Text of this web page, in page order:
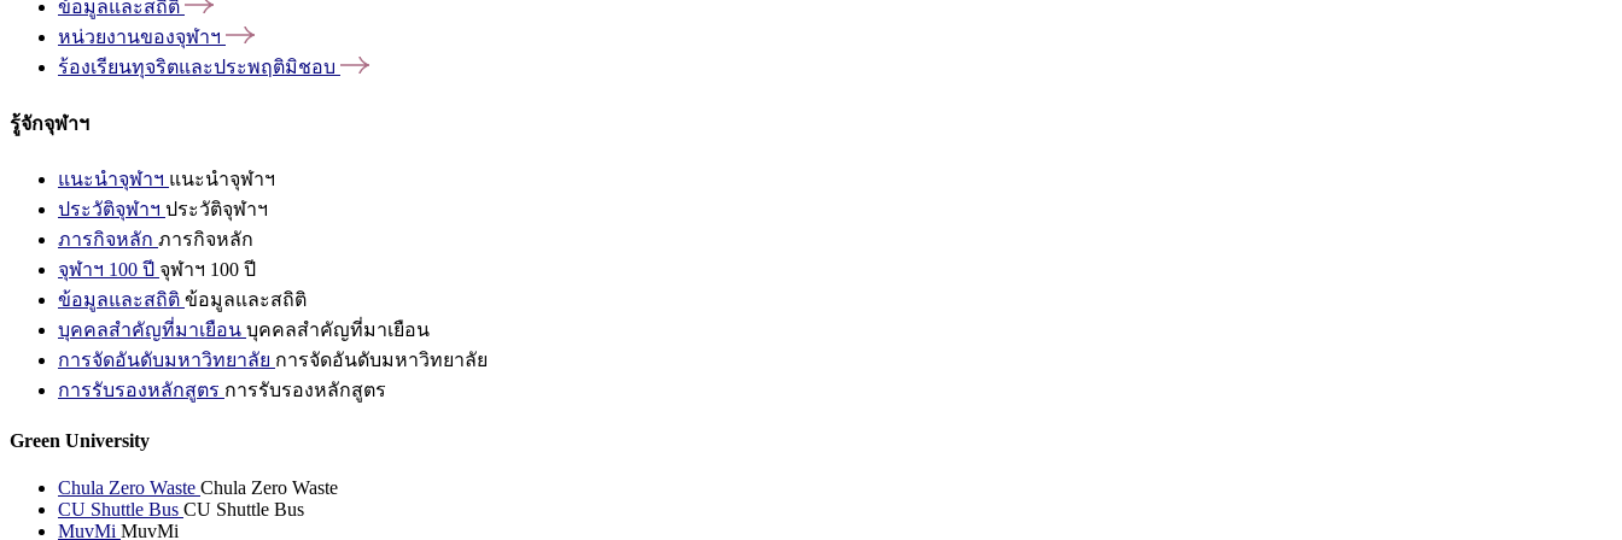
ข้อมูลและสถิติ
หน่วยงานของจุฬาฯ
ร้องเรียนทุจริตและประพฤติมิชอบ
รู้จักจุฬาฯ
แนะนำจุฬาฯ แนะนำจุฬาฯ
ประวัติจุฬาฯ ประวัติจุฬาฯ
ภารกิจหลัก ภารกิจหลัก
จุฬาฯ 100 ปี จุฬาฯ 100 ปี
ข้อมูลและสถิติ ข้อมูลและสถิติ
บุคคลสำคัญที่มาเยือน บุคคลสำคัญที่มาเยือน
การจัดอันดับมหาวิทยาลัย การจัดอันดับมหาวิทยาลัย
การรับรองหลักสูตร การรับรองหลักสูตร
Green University
Chula Zero Waste Chula Zero Waste
CU Shuttle Bus CU Shuttle Bus
MuvMi MuvMi